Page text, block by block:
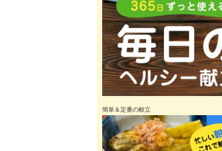
簡単＆定番の献立